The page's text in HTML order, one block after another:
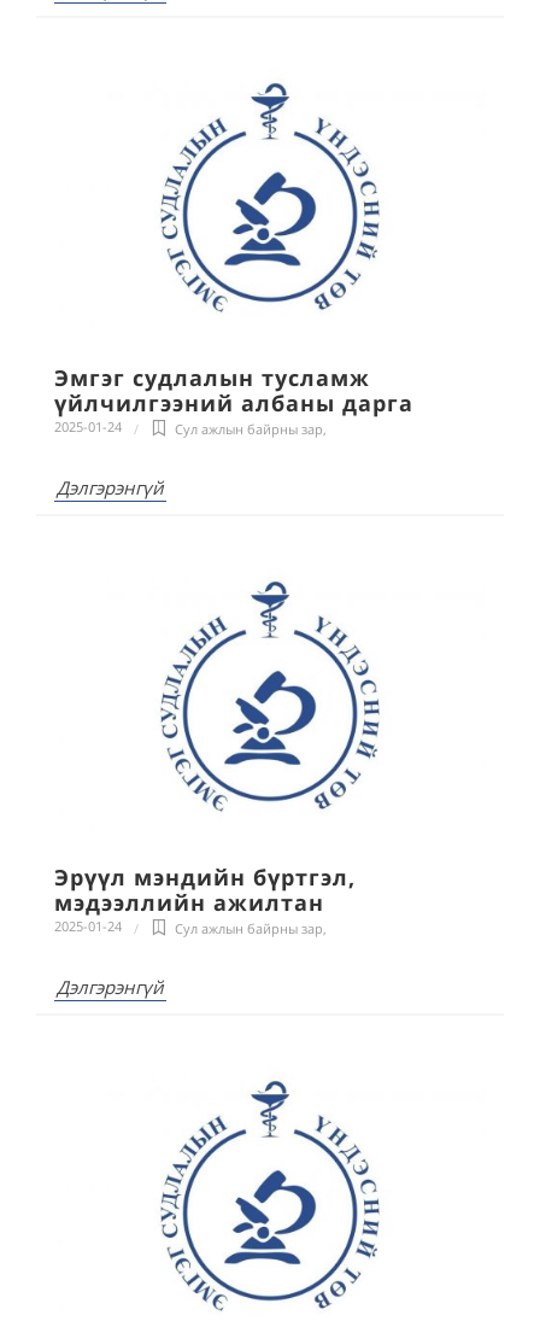
Эмгэг судлалын тусламж
үйлчилгээний албаны дарга
2025-01-24 Сул ажлын байрны зар,
Дэлгэрэнгүй
Эрүүл мэндийн бүртгэл,
мэдээллийн ажилтан
2025-01-24 Сул ажлын байрны зар,
Дэлгэрэнгүй